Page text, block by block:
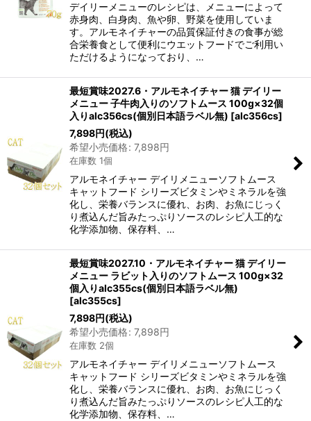
デイリーメニューのレシピは、メニューによって
赤身肉、白身肉、魚や卵、野菜を使用していま
す。アルモネイチャーの品質保証付きの食事が総
合栄養食として便利にウエットフードでご利用い
ただけるようになっており、…
最短賞味2027.6・アルモネイチャー 猫 デイリー
メニュー 子牛肉入りのソフトムース 100g×32個
入りalc356cs(個別日本語ラベル無) [alc356cs]
7,898円(税込)
希望小売価格: 7,898円
在庫数 1個
アルモネイチャー デイリメニューソフトムース
キャットフード シリーズビタミンやミネラルを強
化し、栄養バランスに優れ、お肉、お魚にじっく
り煮込んだ旨みたっぷりソースのレシピ人工的な
化学添加物、保存料、…
最短賞味2027.10・アルモネイチャー 猫 デイリー
メニュー ラビット入りのソフトムース 100g×32
個入りalc355cs(個別日本語ラベル無)
[alc355cs]
7,898円(税込)
希望小売価格: 7,898円
在庫数 2個
アルモネイチャー デイリメニューソフトムース
キャットフード シリーズビタミンやミネラルを強
化し、栄養バランスに優れ、お肉、お魚にじっく
り煮込んだ旨みたっぷりソースのレシピ人工的な
化学添加物、保存料、…